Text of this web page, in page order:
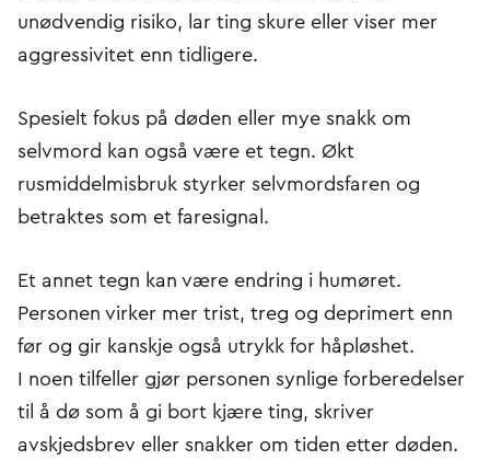
unødvendig risiko, lar ting skure eller viser mer
aggressivitet enn tidligere.
Spesielt fokus på døden eller mye snakk om
selvmord kan også være et tegn. Økt
rusmiddelmisbruk styrker selvmordsfaren og
betraktes som et faresignal.
Et annet tegn kan være endring i humøret.
Personen virker mer trist, treg og deprimert enn
før og gir kanskje også utrykk for håpløshet.
I noen tilfeller gjør personen synlige forberedelser
til å dø som å gi bort kjære ting, skriver
avskjedsbrev eller snakker om tiden etter døden.